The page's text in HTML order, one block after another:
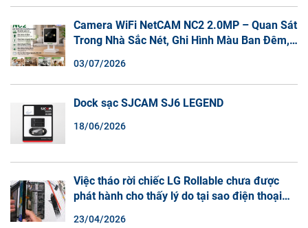
Camera WiFi NetCAM NC2 2.0MP – Quan Sát
Trong Nhà Sắc Nét, Ghi Hình Màu Ban Đêm,
03/07/2026
Dock sạc SJCAM SJ6 LEGEND
18/06/2026
Việc tháo rời chiếc LG Rollable chưa được
phát hành cho thấy lý do tại sao điện thoại
23/04/2026